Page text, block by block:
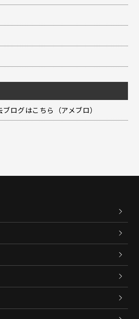
ログはこちら（アメブロ）